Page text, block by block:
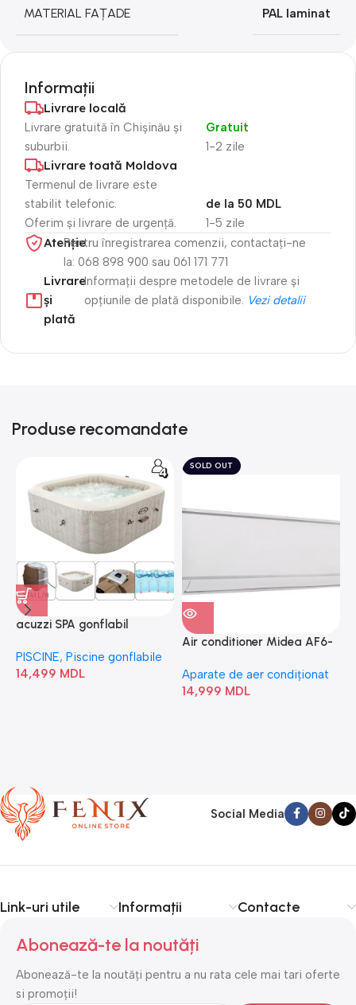
MATERIAL FAȚADE PAL laminat
Informații
Livrare locală
Livrare gratuită în Chișinău și
suburbii.
1-2 zile
Gratuit
Livrare toată Moldova
Termenul de livrare este
stabilit telefonic.
Oferim și livrare de urgență.
1-5 zile
de la 50 MDL
Atenție​Pentru înregistrarea comenzii, contactați-ne
la: 068 898 900 sau 061 171 771
Livrare
și
plată
Informații despre metodele de livrare și
opțiunile de plată disponibile. Vezi detalii
Produse recomandate
acuzzi SPA gonflabil
Bubble” 28446
PISCINE, Piscine gonflabile
14,499 MDL
SOLD OUT
Air conditioner Midea AF6-
Aparate de aer condiționat
14,999 MDL
Social Media
Link-uri utile Informații Contacte
Abonează-te la noutăți
Abonează-te la noutăți pentru a nu rata cele mai tari oferte
si promoții!